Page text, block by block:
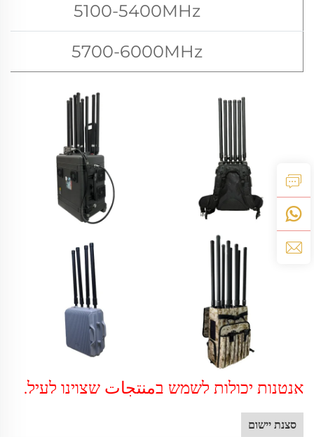
5100-5400MHz
5700-6000MHz
אנטנות יכולות לשמש בمنتجات שצוינו לעיל.
סצנת יישום